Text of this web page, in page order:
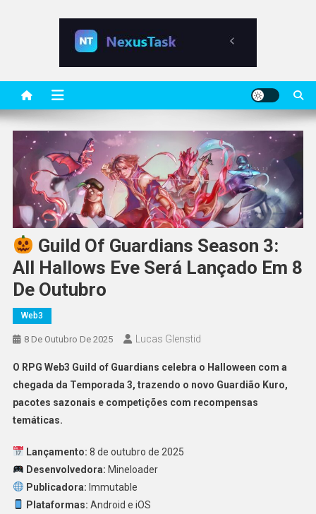
Guild Of Guardians Season 3:
All Hallows Eve Será Lançado Em 8
De Outubro
Web3
8 De Outubro De 2025 Lucas Glenstid
O RPG Web3 Guild of Guardians celebra o Halloween com a
chegada da Temporada 3, trazendo o novo Guardião Kuro,
pacotes sazonais e competições com recompensas
temáticas.
Lançamento: 8 de outubro de 2025
Desenvolvedora: Mineloader
Publicadora: Immutable
Plataformas: Android e iOS